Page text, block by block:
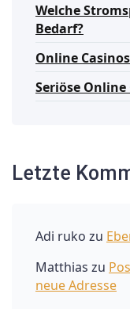
Welche
Bedarf?
Online
Seriöse Online
Letzte
Adi ruko zu
Matthias zu
neue Adresse